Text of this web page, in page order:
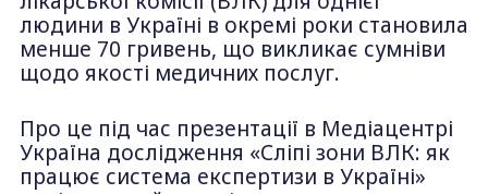
людини в Україні в окремі роки становила
менше 70 гривень, що викликає сумніви
щодо якості медичних послуг.
Про це під час презентації в Медіацентрі
Україна дослідження «Сліпі зони ВЛК: як
працює система експертизи в Україні»